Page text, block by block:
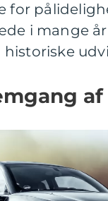
for
i mange
af